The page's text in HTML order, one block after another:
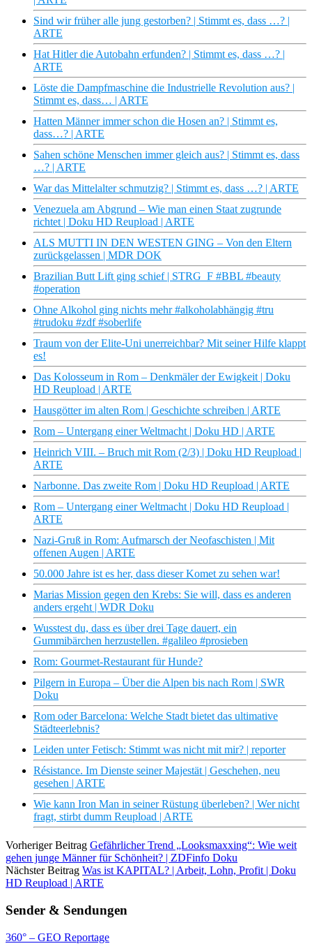
Sind wir früher alle jung gestorben? | Stimmt es, dass …? |
ARTE
Hat Hitler die Autobahn erfunden? | Stimmt es, dass …? |
ARTE
Löste die Dampfmaschine die Industrielle Revolution aus? |
Stimmt es, dass… | ARTE
Hatten Männer immer schon die Hosen an? | Stimmt es,
dass…? | ARTE
Sahen schöne Menschen immer gleich aus? | Stimmt es, dass
…? | ARTE
War das Mittelalter schmutzig? | Stimmt es, dass …? | ARTE
Venezuela am Abgrund – Wie man einen Staat zugrunde
richtet | Doku HD Reupload | ARTE
ALS MUTTI IN DEN WESTEN GING – Von den Eltern
zurückgelassen | MDR DOK
Brazilian Butt Lift ging schief | STRG_F #BBL #beauty
#operation
Ohne Alkohol ging nichts mehr #alkoholabhängig #tru
#trudoku #zdf #soberlife
Traum von der Elite-Uni unerreichbar? Mit seiner Hilfe klappt
es!
Das Kolosseum in Rom – Denkmäler der Ewigkeit | Doku
HD Reupload | ARTE
Hausgötter im alten Rom | Geschichte schreiben | ARTE
Rom – Untergang einer Weltmacht | Doku HD | ARTE
Heinrich VIII. – Bruch mit Rom (2/3) | Doku HD Reupload |
ARTE
Narbonne. Das zweite Rom | Doku HD Reupload | ARTE
Rom – Untergang einer Weltmacht | Doku HD Reupload |
ARTE
Nazi-Gruß in Rom: Aufmarsch der Neofaschisten | Mit
offenen Augen | ARTE
50.000 Jahre ist es her, dass dieser Komet zu sehen war!
Marias Mission gegen den Krebs: Sie will, dass es anderen
anders ergeht | WDR Doku
Wusstest du, dass es über drei Tage dauert, ein
Gummibärchen herzustellen. #galileo #prosieben
Rom: Gourmet-Restaurant für Hunde?
Pilgern in Europa – Über die Alpen bis nach Rom | SWR
Doku
Rom oder Barcelona: Welche Stadt bietet das ultimative
Städteerlebnis?
Leiden unter Fetisch: Stimmt was nicht mit mir? | reporter
Résistance. Im Dienste seiner Majestät | Geschehen, neu
gesehen | ARTE
Wie kann Iron Man in seiner Rüstung überleben? | Wer nicht
fragt, stirbt dumm Reupload | ARTE
Vorheriger Beitrag Gefährlicher Trend „Looksmaxxing“: Wie weit
gehen junge Männer für Schönheit? | ZDFinfo Doku
Nächster Beitrag Was ist KAPITAL? | Arbeit, Lohn, Profit | Doku
HD Reupload | ARTE
Sender & Sendungen
360° – GEO Reportage